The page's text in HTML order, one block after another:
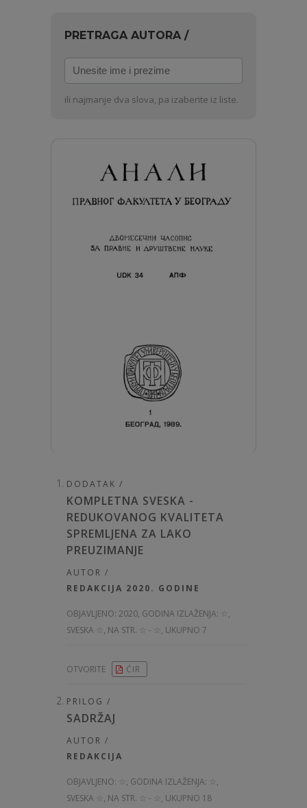
PRETRAGA AUTORA /
Unesite
ime
iili najmanje dva slova, pa izaberite iz liste.
DODATAK /
KOMPLETNA SVESKA -
REDUKOVANOG KVALITETA
SPREMLJENA ZA LAKO
PREUZIMANJE
AUTOR /
REDAKCIJA 2020. GODINE
OBJAVLJENO: 2020, GODINA IZLAŽENJA: ☆ ,
SVESKA ☆, NA STR. ☆ - ☆, UKUPNO 7
OTVORITE ĆIR
PRILOG /
SADRŽAJ
AUTOR /
REDAKCIJA
OBJAVLJENO: ☆, GODINA IZLAŽENJA: ☆ ,
SVESKA ☆, NA STR. ☆ - ☆, UKUPNO 18